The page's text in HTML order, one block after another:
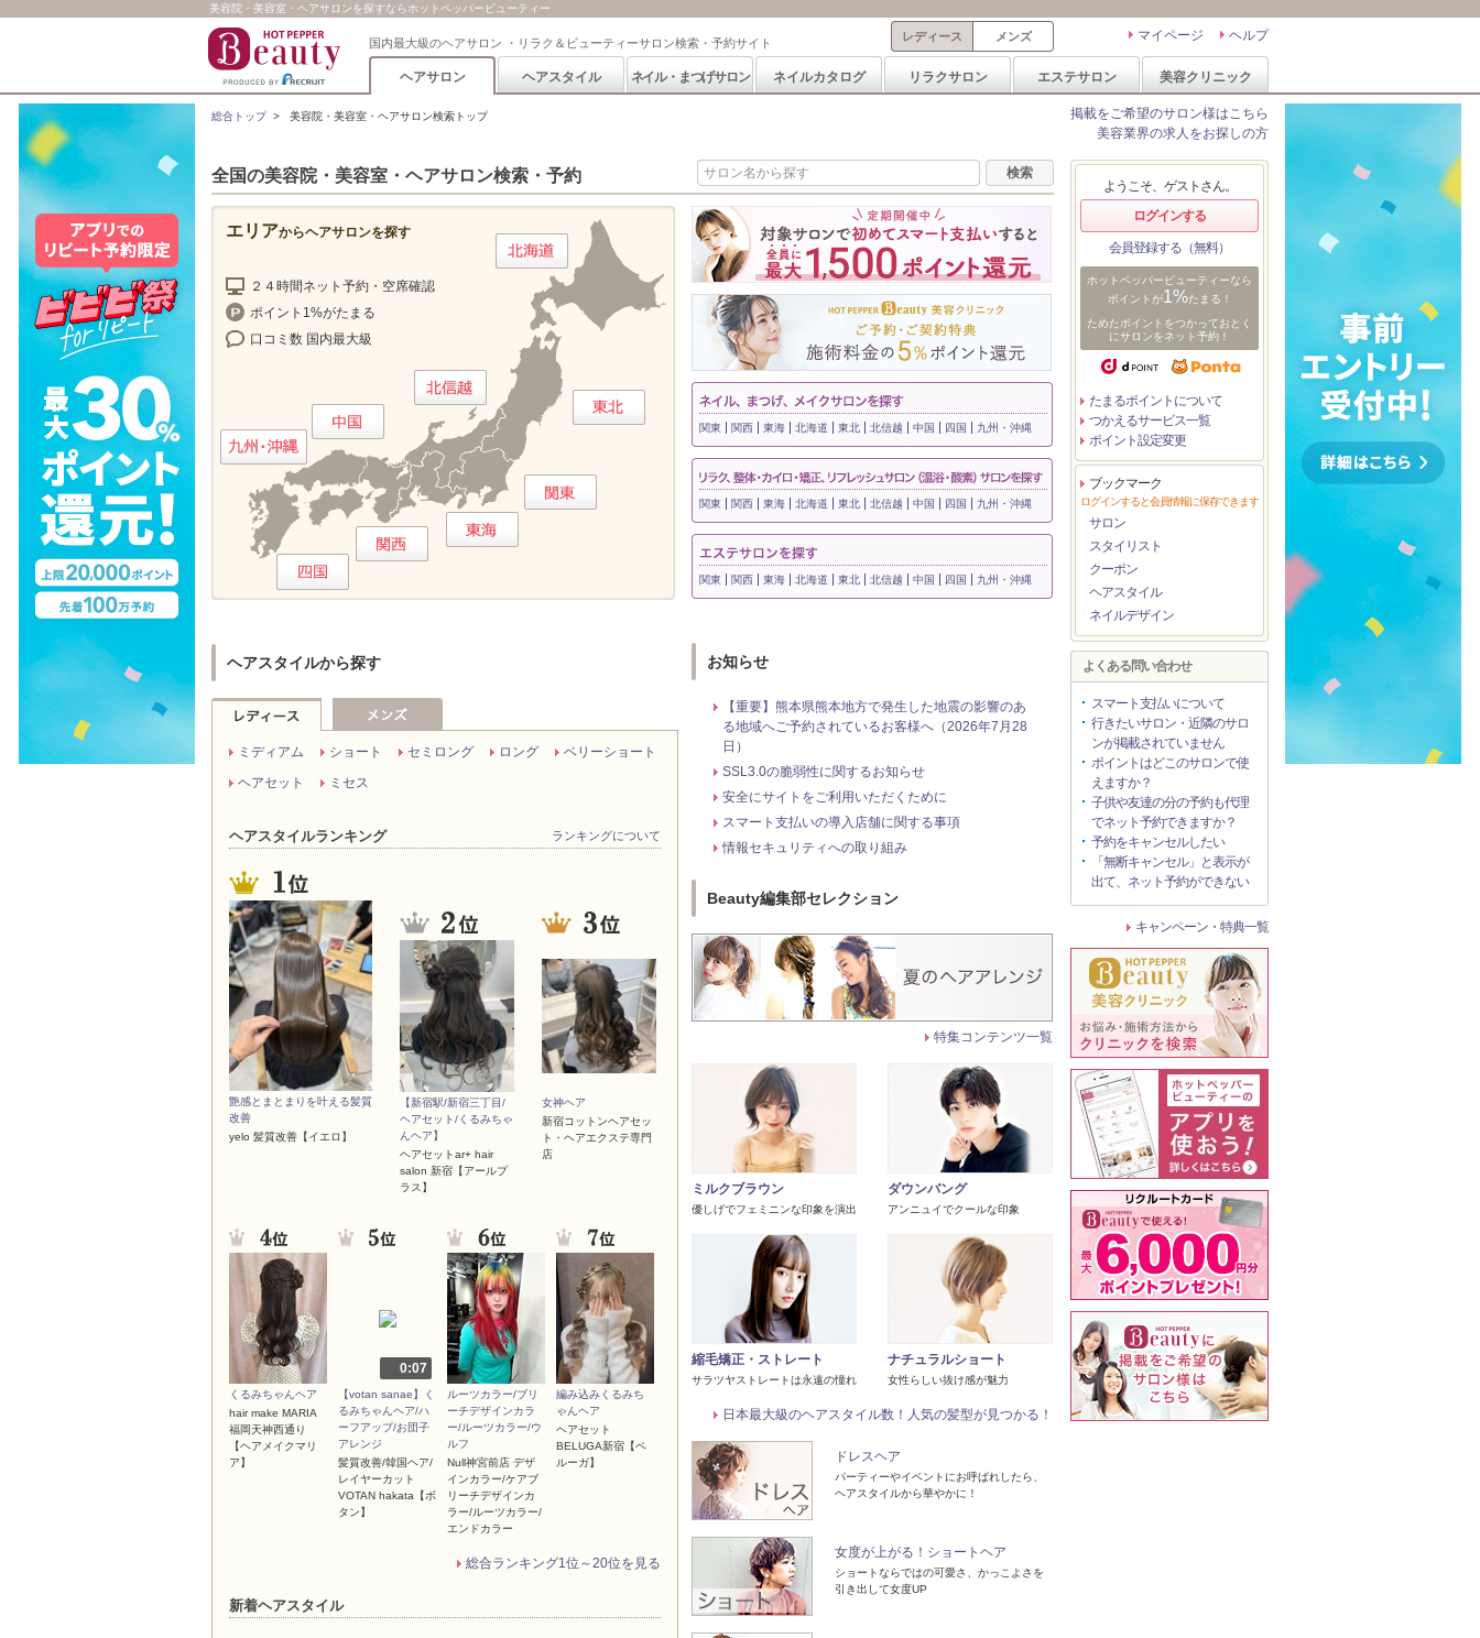
美容院・美容室・ヘアサロンを探すならホットペッパービューティー
国内最大級のヘアサロン ・リラク＆ビューティーサロン検索・予約サイト ヘルプ
マイページ
レディース メンズ
ヘアサロン ヘアスタイル ネイル・まつげサロン ネイルカタログ リラクサロン エステサロン 美容クリニック
総合トップ> 美容院・美容室・ヘアサロン検索トップ
掲載をご希望のサロン様はこちら
美容業界の求人をお探しの方
全国の美容院・美容室・ヘアサロン検索・予約
エリアからヘアサロンを探す
２４時間ネット予約・空席確認
ポイント1%がたまる
口コミ数 国内最大級
ヘアスタイルから探す
ミディアム ショート セミロング ロング
ベリーショート
ヘアセット
ミセス
ヘアスタイルランキング ランキングについて
艶感とまとまりを叶える髪質
改善
yelo 髪質改善【イエロ】
【新宿駅/新宿三丁目/
ヘアセット/くるみちゃ
んヘア】
ヘアセットar+ hair
salon 新宿【アールプ
ラス】
女神ヘア
新宿コットンヘアセッ
ト・ヘアエクステ専門
店
くるみちゃんヘア
hair make MARIA
福岡天神西通り
【ヘアメイクマリ
ア】
0:07
【votan sanae】く
るみちゃんヘア/ハ
ーフアップ/お団子
アレンジ
髪質改善/韓国ヘア/
レイヤーカット
VOTAN hakata【ボ
タン】
ルーツカラー/ブリ
ーチデザインカラ
ー/ルーツカラー/ウ
ルフ
Null神宮前店 デザ
インカラー/ケアブ
リーチデザインカ
ラー/ルーツカラー/
エンドカラー
編み込みくるみち
ゃんヘア
ヘアセット
BELUGA新宿【ベ
ルーガ】
総合ランキング1位～20位を見る
新着ヘアスタイル
関東 関西 東海 北海道 東北 北信越 中国 四国 九州・沖縄
関東 関西 東海 北海道 東北 北信越 中国 四国 九州・沖縄
関東 関西 東海 北海道 東北 北信越 中国 四国 九州・沖縄
お知らせ
【重要】熊本県熊本地方で発生した地震の影響のあ
る地域へご予約されているお客様へ（2026年7月28
日）
SSL3.0の脆弱性に関するお知らせ
安全にサイトをご利用いただくために
スマート支払いの導入店舗に関する事項
情報セキュリティへの取り組み
Beauty編集部セレクション
特集コンテンツ一覧
ミルクブラウン
優しげでフェミニンな印象を演出
ダウンバング
アンニュイでクールな印象
縮毛矯正・ストレート
サラツヤストレートは永遠の憧れ
ナチュラルショート
女性らしい抜け感が魅力
日本最大級のヘアスタイル数！人気の髪型が見つかる！
ドレスヘア
パーティーやイベントにお呼ばれしたら、
ヘアスタイルから華やかに！
女度が上がる！ショートヘア
ショートならではの可愛さ、かっこよさを
引き出して女度UP
ようこそ、ゲストさん。
ログインする
会員登録する（無料）
ホットペッパービューティーなら
ポイントが1%たまる！
ためたポイントをつかっておとく
にサロンをネット予約！
たまるポイントについて
つかえるサービス一覧
ポイント設定変更
ブックマーク
ログインすると会員情報に保存できます
サロン
スタイリスト
クーポン
ヘアスタイル
ネイルデザイン
よくある問い合わせ
スマート支払いについて
行きたいサロン・近隣のサロ
ンが掲載されていません
ポイントはどこのサロンで使
えますか？
子供や友達の分の予約も代理
でネット予約できますか？
予約をキャンセルしたい
「無断キャンセル」と表示が
出て、ネット予約ができない
キャンペーン・特典一覧